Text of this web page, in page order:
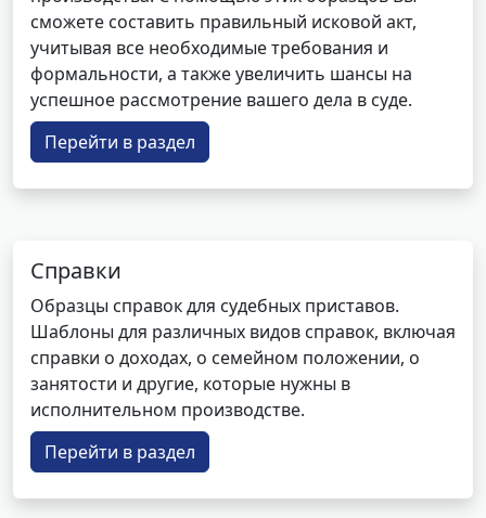
сможете составить правильный исковой акт,
учитывая все необходимые требования и
формальности, а также увеличить шансы на
успешное рассмотрение вашего дела в суде.
Перейти в раздел
Справки
Образцы справок для судебных приставов.
Шаблоны для различных видов справок, включая
справки о доходах, о семейном положении, о
занятости и другие, которые нужны в
исполнительном производстве.
Перейти в раздел